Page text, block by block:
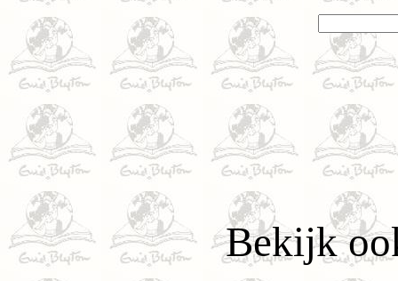
Bekijk